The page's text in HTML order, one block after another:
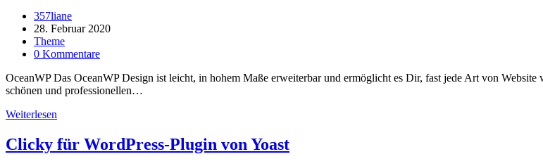
Website?
Beitrags-
Autor:
357liane
Beitrag
veröffentlicht:
28. Februar 2020
Beitrags-
Kategorie:
Theme
Beitrags-
0 Kommentare
OceanWP Das OceanWP Design ist leicht, in hohem Maße erweiterbar und ermöglicht es Dir, fast jede Art von
schönen und professionellen…
Weiterlesen
ich
damit
Clicky für WordPress-Plugin von Yoast